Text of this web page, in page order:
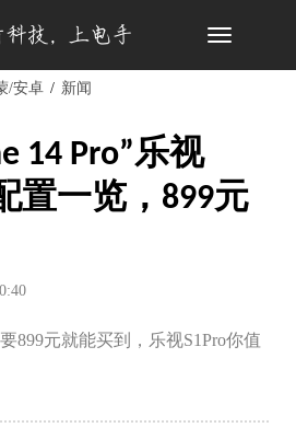
Toggle
/安卓 新闻
14 Pro”乐视
置一览，899元
899元就能买到，乐视S1Pro你值